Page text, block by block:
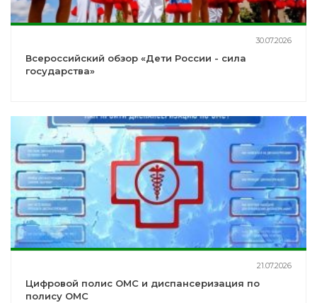
30.07.2026
Всероссийский обзор «Дети России - сила
государства»
21.07.2026
Цифровой полис ОМС и диспансеризация по
полису ОМС